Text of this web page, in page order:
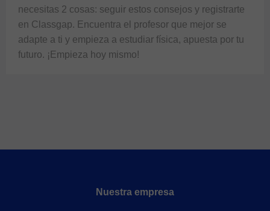
necesitas 2 cosas: seguir estos consejos y registrarte
en Classgap. Encuentra el profesor que mejor se
adapte a ti y empieza a estudiar física, apuesta por tu
futuro. ¡Empieza hoy mismo!
Nuestra empresa